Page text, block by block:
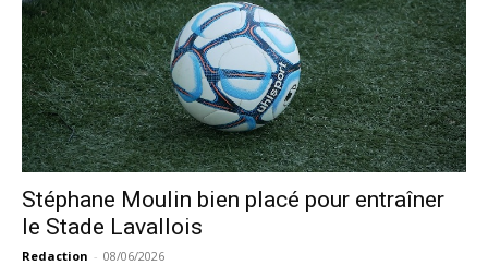
Stéphane Moulin bien placé pour entraîner
le Stade Lavallois
Redaction - 08/06/2026